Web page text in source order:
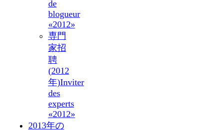
de
blogueur
«2012»
専門
家招
聘
(2012
年)Inviter
des
experts
«2012»
2013年の